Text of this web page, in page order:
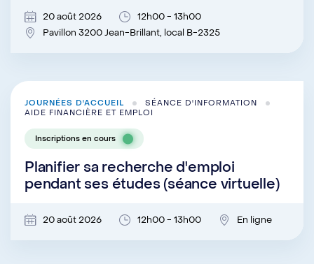
20 août 2026
12h00 - 13h00
Pavillon 3200 Jean-Brillant, local B-2325
JOURNÉES D'ACCUEIL
SÉANCE D'INFORMATION
AIDE FINANCIÈRE ET EMPLOI
Inscriptions en cours
Planifier sa recherche d'emploi
pendant ses études (séance virtuelle)
20 août 2026 12h00 - 13h00 En ligne